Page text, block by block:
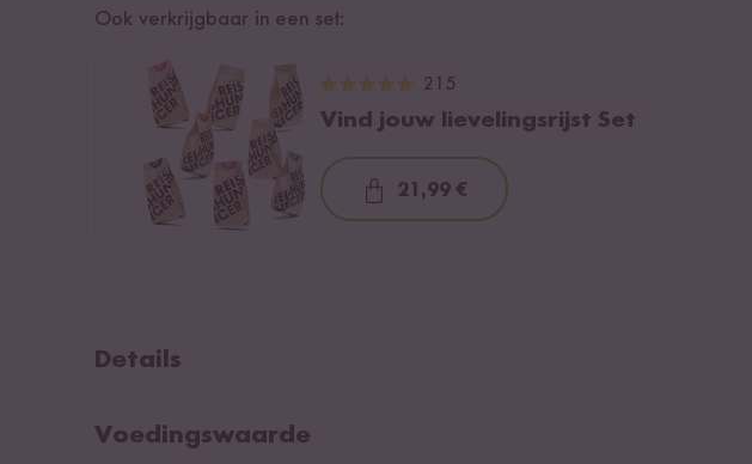
Ook verkrijgbaar in een set:
215
Vind jouw lievelingsrijst Set
Loading...
21,99 €
Details
Van nature veganistisch en glutenvrij.
Voedingswaarde